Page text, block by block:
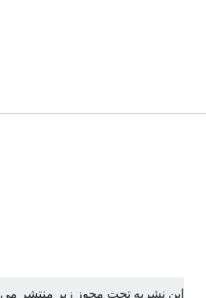
این نشریه تحت مجوز زیر منتشر